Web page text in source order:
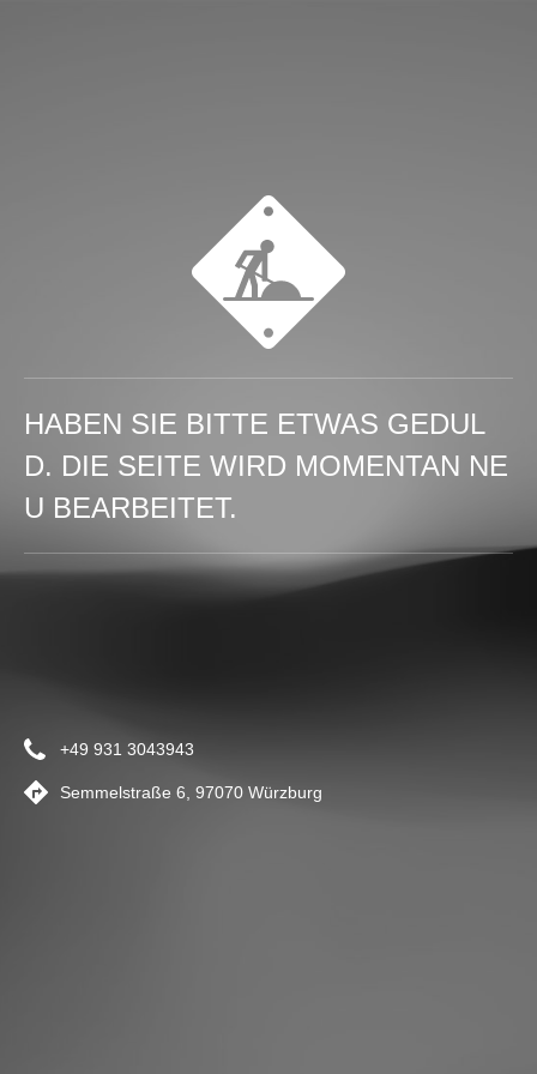
HABEN SIE BITTE ETWAS GEDUL
D. DIE SEITE WIRD MOMENTAN NE
U BEARBEITET.
+49 931 3043943
Semmelstraße 6, 97070 Würzburg